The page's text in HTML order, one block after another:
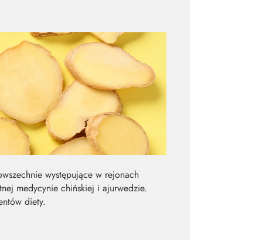
występujące w rejonach
medycynie chińskiej i ajurwedzie.
diety.